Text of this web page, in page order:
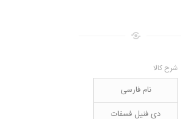
شرح کالا
نام فارسی
دی فنیل فسفات